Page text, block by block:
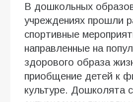
В дошкольных
учреждениях прошли
спортивные
направленные на
здорового образа
приобщение детей к
культуре. Дошколята